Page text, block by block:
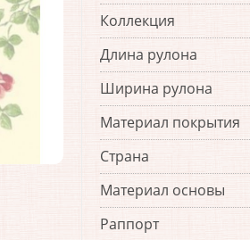
Коллекция
Длина рулона
Ширина рулона
Материал покрытия
Страна
Материал основы
Раппорт